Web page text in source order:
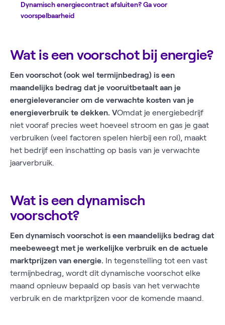
Dynamisch energiecontract afsluiten? Ga voor
voorspelbaarheid
Wat is een voorschot bij energie?
Een voorschot (ook wel termijnbedrag) is een
maandelijks bedrag dat je vooruitbetaalt aan je
energieleverancier om de verwachte kosten van je
energieverbruik te dekken. VOmdat je energiebedrijf
niet vooraf precies weet hoeveel stroom en gas je gaat
verbruiken (veel factoren spelen hierbij een rol), maakt
het bedrijf een inschatting op basis van je verwachte
jaarverbruik.
Wat is een dynamisch
voorschot?
Een dynamisch voorschot is een maandelijks bedrag dat
meebeweegt met je werkelijke verbruik en de actuele
marktprijzen van energie. In tegenstelling tot een vast
termijnbedrag, wordt dit dynamische voorschot elke
maand opnieuw bepaald op basis van het verwachte
verbruik en de marktprijzen voor de komende maand.